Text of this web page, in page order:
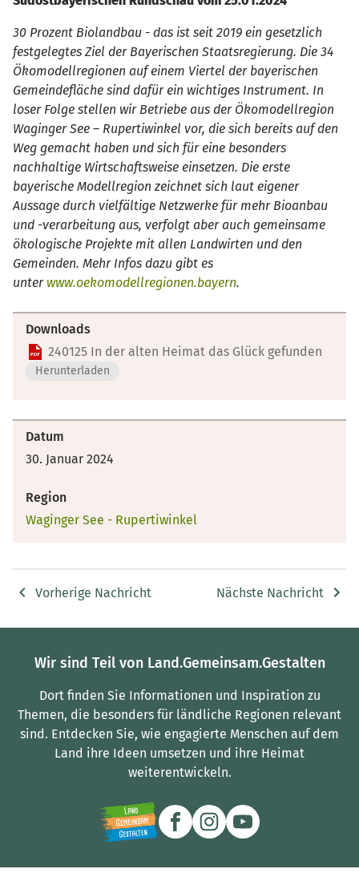
30 Prozent Biolandbau - das ist seit 2019 ein gesetzlich
festgelegtes Ziel der Bayerischen Staatsregierung. Die 34
Ökomodellregionen auf einem Viertel der bayerischen
Gemeindefläche sind dafür ein wichtiges Instrument. In
loser Folge stellen wir Betriebe aus der Ökomodellregion
Waginger See – Rupertiwinkel vor, die sich bereits auf den
Weg gemacht haben und sich für eine besonders
nachhaltige Wirtschaftsweise einsetzen. Die erste
bayerische Modellregion zeichnet sich laut eigener
Aussage durch vielfältige Netzwerke für mehr Bioanbau
und -verarbeitung aus, verfolgt aber auch gemeinsame
ökologische Projekte mit allen Landwirten und den
Gemeinden. Mehr Infos dazu gibt es
unter www.oekomodellregionen.bayern.
Downloads
240125 In der alten Heimat das Glück gefunden
Herunterladen
Datum
30. Januar 2024
Region
Waginger See - Rupertiwinkel
Vorherige Nachricht Nächste Nachricht
Wir sind Teil von Land.Gemeinsam.Gestalten
Dort finden Sie Informationen und Inspiration zu
Themen, die besonders für ländliche Regionen relevant
sind. Entdecken Sie, wie engagierte Menschen auf dem
Land ihre Ideen umsetzen und ihre Heimat
weiterentwickeln.